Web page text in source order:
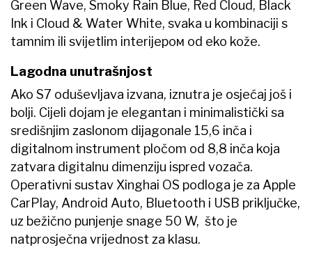
Green Wave, Smoky Rain Blue, Red Cloud, Black
Ink i Cloud & Water White, svaka u kombinaciji s
tamnim ili svijetlim interijером od eko kože.
Lagodna unutrašnjost
Ako S7 oduševljava izvana, iznutra je osjećaj još i
bolji. Cijeli dojam je elegantan i minimalistički sa
središnjim zaslonom dijagonale 15,6 inča i
digitalnom instrument pločom od 8,8 inča koja
zatvara digitalnu dimenziju ispred vozača.
Operativni sustav Xinghai OS podloga je za Apple
CarPlay, Android Auto, Bluetooth i USB priključke,
uz bežično punjenje snage 50 W, što je
natprosječna vrijednost za klasu.